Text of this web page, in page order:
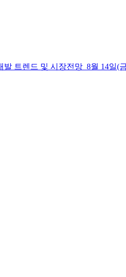
발 트렌드 및 시장전망_8월 14일(